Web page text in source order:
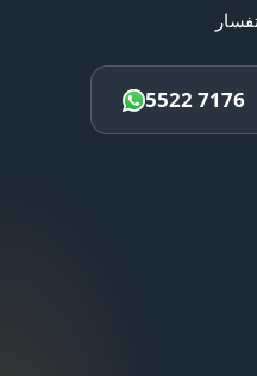
5522 7176